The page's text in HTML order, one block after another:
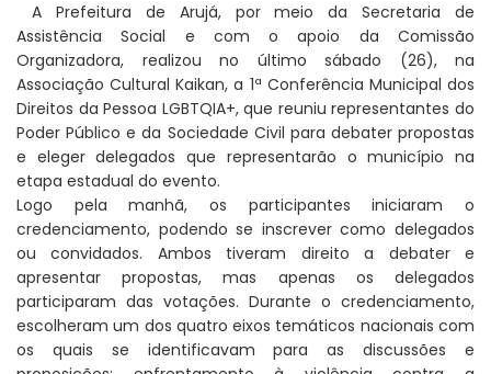
A Prefeitura de Arujá, por meio da Secretaria de
Assistência Social e com o apoio da Comissão
Organizadora, realizou no último sábado (26), na
Associação Cultural Kaikan, a 1ª Conferência Municipal dos
Direitos da Pessoa LGBTQIA+, que reuniu representantes do
Poder Público e da Sociedade Civil para debater propostas
e eleger delegados que representarão o município na
etapa estadual do evento.
Logo pela manhã, os participantes iniciaram o
credenciamento, podendo se inscrever como delegados
ou convidados. Ambos tiveram direito a debater e
apresentar propostas, mas apenas os delegados
participaram das votações. Durante o credenciamento,
escolheram um dos quatro eixos temáticos nacionais com
os quais se identificavam para as discussões e